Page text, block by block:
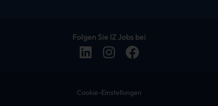
Folgen Sie IZ Jobs bei
Cookie-Einstellungen